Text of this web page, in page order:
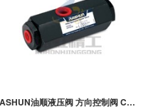
ASHUN油顺液压阀 方向控制阀 CPTS-03系列液控单向阀